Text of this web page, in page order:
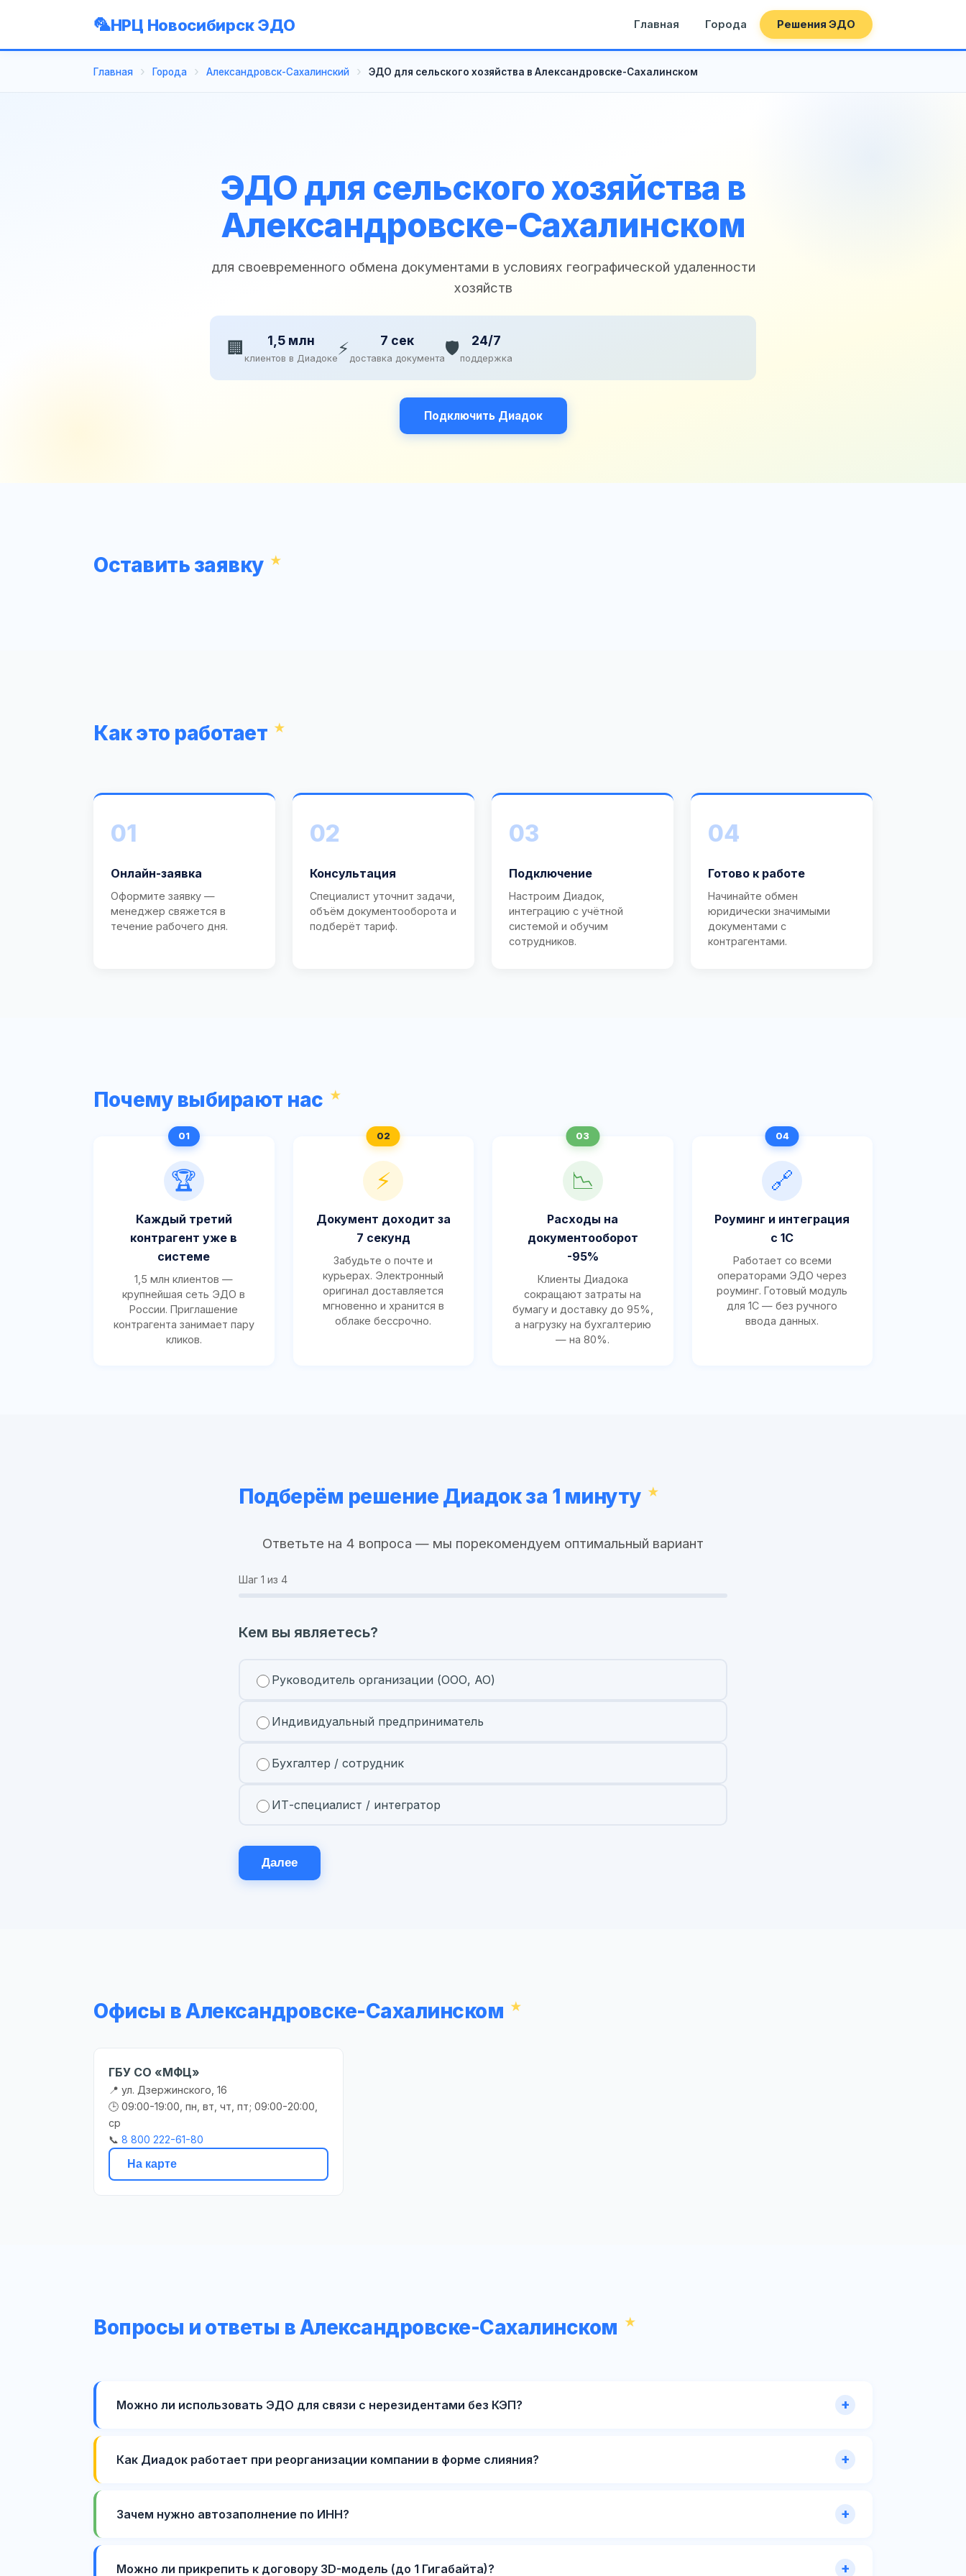
НРЦ Новосибирск ЭДО Главная Города Решения ЭДО
Главная Города Александровск-Сахалинский ЭДО для сельского хозяйства в Александровске-Сахалинском
ЭДО для сельского хозяйства в
Александровске-Сахалинском
для своевременного обмена документами в условиях географической удаленности
хозяйств
🏢 1,5 млн
клиентов в Диадоке ⚡ 7 сек
доставка документа🛡️ 24/7
поддержка
Подключить Диадок
Оставить заявку
Как это работает
01
Онлайн-заявка
Оформите заявку —
менеджер свяжется в
течение рабочего дня.
02
Консультация
Специалист уточнит задачи,
объём документооборота и
подберёт тариф.
03
Подключение
Настроим Диадок,
интеграцию с учётной
системой и обучим
сотрудников.
04
Готово к работе
Начинайте обмен
юридически значимыми
документами с
контрагентами.
Почему выбирают нас
🏆
Каждый третий
контрагент уже в
системе
1,5 млн клиентов —
крупнейшая сеть ЭДО в
России. Приглашение
контрагента занимает пару
кликов.
⚡
Документ доходит за
7 секунд
Забудьте о почте и
курьерах. Электронный
оригинал доставляется
мгновенно и хранится в
облаке бессрочно.
📉
Расходы на
документооборот
-95%
Клиенты Диадока
сокращают затраты на
бумагу и доставку до 95%,
а нагрузку на бухгалтерию
— на 80%.
🔗
Роуминг и интеграция
с 1С
Работает со всеми
операторами ЭДО через
роуминг. Готовый модуль
для 1С — без ручного
ввода данных.
Подберём решение Диадок за 1 минуту
Ответьте на 4 вопроса — мы порекомендуем оптимальный вариант
Шаг 1 из 4
Кем вы являетесь?
Руководитель организации (ООО, АО)
Индивидуальный предприниматель
Бухгалтер / сотрудник
ИТ-специалист / интегратор
Далее
Офисы в Александровске-Сахалинском
ГБУ СО «МФЦ»
📍 ул. Дзержинского, 16
🕒 09:00-19:00, пн, вт, чт, пт; 09:00-20:00,
ср
📞 8 800 222-61-80
На карте
Вопросы и ответы в Александровске-Сахалинском
Можно ли использовать ЭДО для связи с нерезидентами без КЭП?
Как Диадок работает при реорганизации компании в форме слияния?
Зачем нужно автозаполнение по ИНН?
Можно ли прикрепить к договору 3D-модель (до 1 Гигабайта)?